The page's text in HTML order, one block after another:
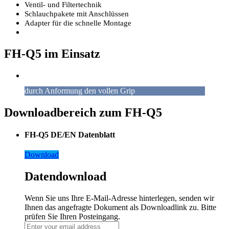
Ventil- und Filtertechnik
Schlauchpakete mit Anschlüssen
Adapter für die schnelle Montage
FH-Q5 im Einsatz
durch Anformung den vollen Grip
Downloadbereich zum FH-Q5
FH-Q5 DE/EN Datenblatt
Download
Datendownload
Wenn Sie uns Ihre E-Mail-Adresse hinterlegen, senden wir
Ihnen das angefragte Dokument als Downloadlink zu. Bitte
prüfen Sie Ihren Posteingang.